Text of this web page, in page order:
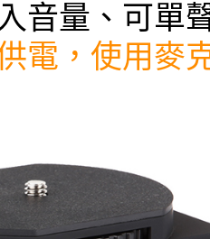
音量、可單
電，使用麥